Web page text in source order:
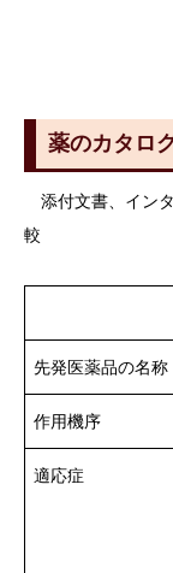
薬のカタロ
添付文書、イン
較
先発医薬品の名称
作用機序
適応症